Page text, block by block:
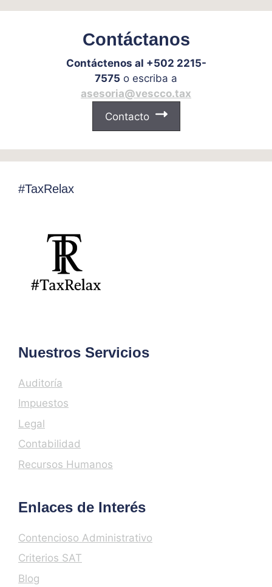
Contáctanos
Contáctenos al +502 2215-
7575 o escriba a
asesoria@vescco.tax
Contacto
#TaxRelax
Nuestros Servicios
Auditoría
Impuestos
Legal
Contabilidad
Recursos Humanos
Enlaces de Interés
Contencioso Administrativo
Criterios SAT
Blog